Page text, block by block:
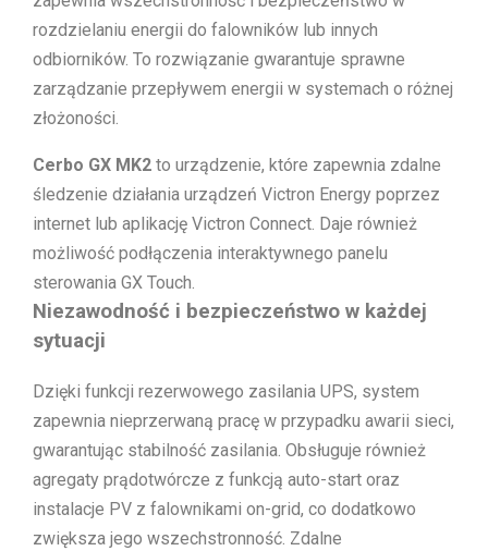
rozdzielaniu energii do falowników lub innych
odbiorników. To rozwiązanie gwarantuje sprawne
zarządzanie przepływem energii w systemach o różnej
złożoności.
Cerbo GX MK2 to urządzenie, które zapewnia zdalne
śledzenie działania urządzeń Victron Energy poprzez
internet lub aplikację Victron Connect. Daje również
możliwość podłączenia interaktywnego panelu
sterowania GX Touch.
Niezawodność i bezpieczeństwo w każdej
sytuacji
Dzięki funkcji rezerwowego zasilania UPS, system
zapewnia nieprzerwaną pracę w przypadku awarii sieci,
gwarantując stabilność zasilania. Obsługuje również
agregaty prądotwórcze z funkcją auto-start oraz
instalacje PV z falownikami on-grid, co dodatkowo
zwiększa jego wszechstronność. Zdalne